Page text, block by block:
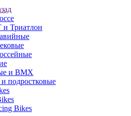
и Триатлон
и BMX
и подростковые
Bikes